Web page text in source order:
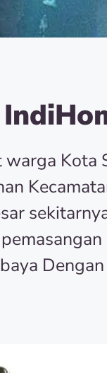
warga Kota